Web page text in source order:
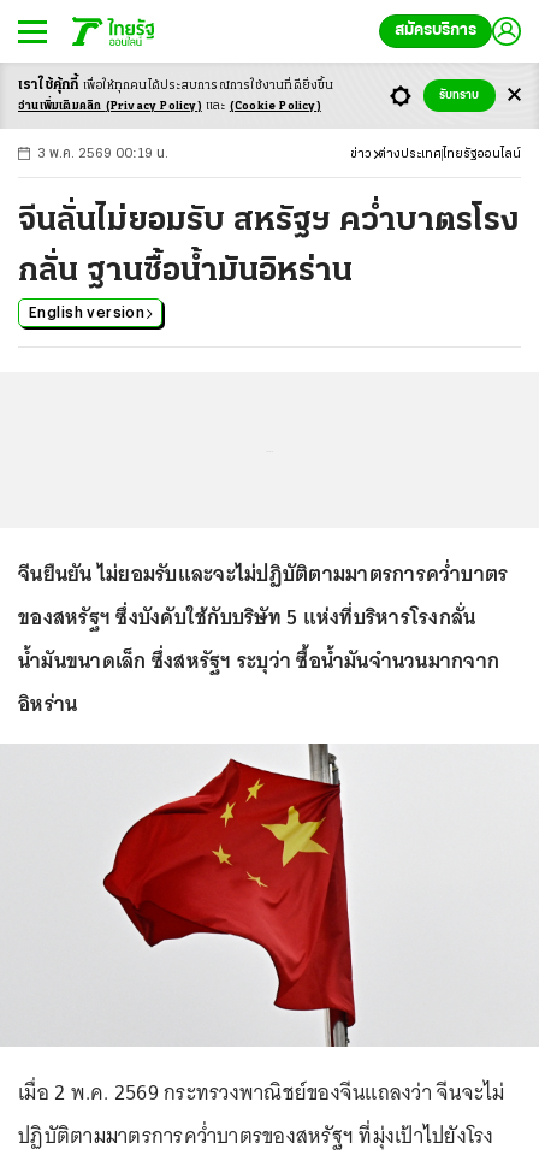
สมัครบริการ
-ก ก ก+
3 พ.ค. 2569 00:19 น. ข่าว ต่างประเทศ ไทยรัฐออนไลน์
จีนลั่นไม่ยอมรับ สหรัฐฯ คว่ำบาตรโรง
กลั่น ฐานซื้อน้ำมันอิหร่าน
English version
จีนยืนยัน ไม่ยอมรับและจะไม่ปฏิบัติตามมาตรการคว่ำบาตร
ของสหรัฐฯ ซึ่งบังคับใช้กับบริษัท 5 แห่งที่บริหารโรงกลั่น
น้ำมันขนาดเล็ก ซึ่งสหรัฐฯ ระบุว่า ซื้อน้ำมันจำนวนมากจาก
อิหร่าน
เมื่อ 2 พ.ค. 2569 กระทรวงพาณิชย์ของจีนแถลงว่า จีนจะไม่
ปฏิบัติตามมาตรการคว่ำบาตรของสหรัฐฯ ที่มุ่งเป้าไปยังโรง
เราใช้คุ้กกี้ เพื่อให้ทุกคนได้ประสบการณ์การใช้งานที่ดียิ่งขึ้น
อ่านเพิ่มเติมคลิก (Privacy Policy) และ (Cookie Policy)
รับทราบ